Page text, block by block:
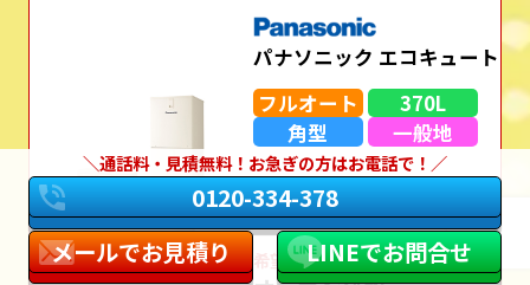
パナソニック エコキュート
フルオート
370L
角型
一般地
HE-S37LQS
（リモコン・脚部カバー込み）
希望⼩売価格＋通常⼯事価格
通話料・見積無料！お急ぎの方はお電話で！
0120-334-378
メールでお見積り
LINEでお問合せ